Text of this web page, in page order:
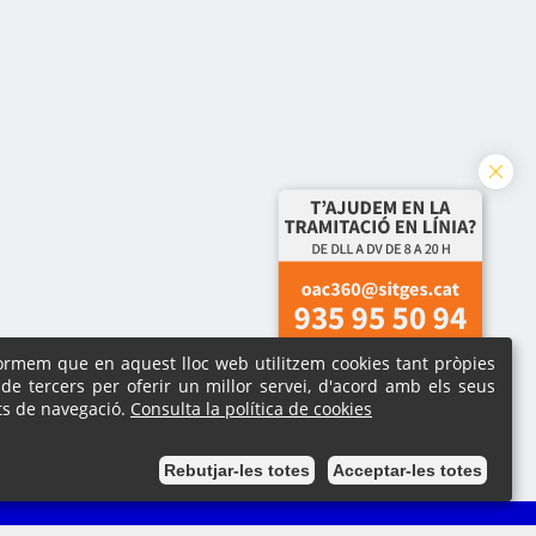
que en aquest lloc web utilitzem cookies tant pròpies
tercers per oferir un millor servei, d'acord amb els seus
de navegació. Consulta la política de cookies
Rebutjar-les totes Acceptar-les totes